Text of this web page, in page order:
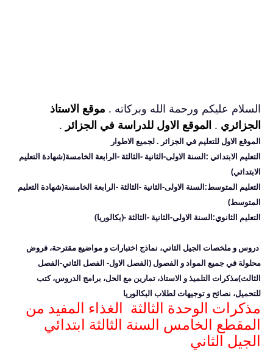
السلام عليكم ورحمة الله وبركاته . موقع الاستاذ
الجزائري . الموقع الاول للدراسة في الجزائر .
الموقع الاول للتعليم في الجزائر . لجميع الاطوار
التعليم الابتدائي :السنة الاولى-الثانية -الثالثة -الرابعة الخامسة(شهادة التعليم
الابتدائي)
التعليم المتوسط:السنة الاولى-الثانية -الثالثة -الرابعة الخامسة(شهادة التعليم
المتوسط)
التعليم الثانوي:السنة الاولى-الثانية -الثالثة -(بكالوريا)
دروس و ملخصات الجيل الثاني، نماذج اختبارات و مواضيع مقترحة، فروض
محلولة في جميع المواد و الفصول (الفصل الاول- الفصل الثاني-الفصل
الثالث)مذكرات التلميذ و الاستاذ، تمارين مع الحل، برامج الدروس، كتب
للتحميل، نصائح و توجيهات لطلاب البكالوريا
مذكرات الوحدة الثالثة الغذاء المفيد من
المقطع الخامس السنة الثالثة ابتدائي
الجيل الثاني